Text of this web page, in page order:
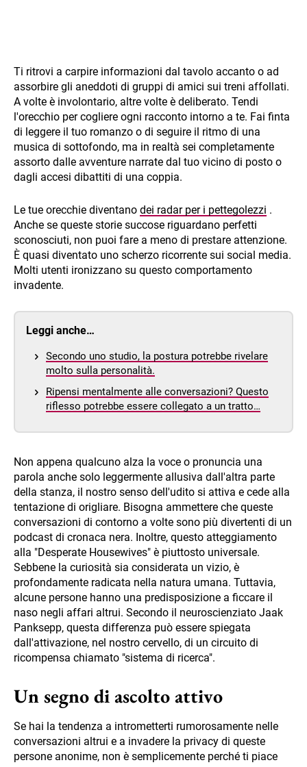
Ti ritrovi a carpire informazioni dal tavolo accanto o ad
assorbire gli aneddoti di gruppi di amici sui treni affollati.
A volte è involontario, altre volte è deliberato. Tendi
l'orecchio per cogliere ogni racconto intorno a te. Fai finta
di leggere il tuo romanzo o di seguire il ritmo di una
musica di sottofondo, ma in realtà sei completamente
assorto dalle avventure narrate dal tuo vicino di posto o
dagli accesi dibattiti di una coppia.
Le tue orecchie diventano dei radar per i pettegolezzi .
Anche se queste storie succose riguardano perfetti
sconosciuti, non puoi fare a meno di prestare attenzione.
È quasi diventato uno scherzo ricorrente sui social media.
Molti utenti ironizzano su questo comportamento
invadente.
Leggi anche…
Secondo uno studio, la postura potrebbe rivelare
molto sulla personalità.
Ripensi mentalmente alle conversazioni? Questo
riflesso potrebbe essere collegato a un tratto…
Non appena qualcuno alza la voce o pronuncia una
parola anche solo leggermente allusiva dall'altra parte
della stanza, il nostro senso dell'udito si attiva e cede alla
tentazione di origliare. Bisogna ammettere che queste
conversazioni di contorno a volte sono più divertenti di un
podcast di cronaca nera. Inoltre, questo atteggiamento
alla "Desperate Housewives" è piuttosto universale.
Sebbene la curiosità sia considerata un vizio, è
profondamente radicata nella natura umana. Tuttavia,
alcune persone hanno una predisposizione a ficcare il
naso negli affari altrui. Secondo il neuroscienziato Jaak
Panksepp, questa differenza può essere spiegata
dall'attivazione, nel nostro cervello, di un circuito di
ricompensa chiamato "sistema di ricerca".
Un segno di ascolto attivo
Se hai la tendenza a intrometterti rumorosamente nelle
conversazioni altrui e a invadere la privacy di queste
persone anonime, non è semplicemente perché ti piace